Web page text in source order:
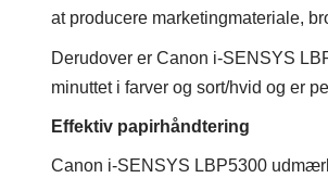
at producere marketingmateriale,
Derudover er Canon i-SENSYS
minuttet i farver og sort/hvid og er
Effektiv papirhåndtering
Canon i-SENSYS LBP5300